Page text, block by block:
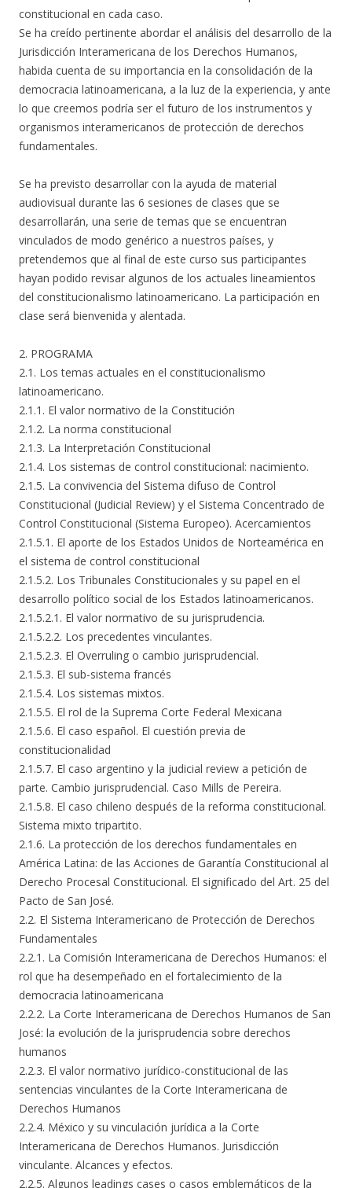
constitucional en cada caso.
Se ha creído pertinente abordar el análisis del desarrollo de la
Jurisdicción Interamericana de los Derechos Humanos,
habida cuenta de su importancia en la consolidación de la
democracia latinoamericana, a la luz de la experiencia, y ante
lo que creemos podría ser el futuro de los instrumentos y
organismos interamericanos de protección de derechos
fundamentales.
Se ha previsto desarrollar con la ayuda de material
audiovisual durante las 6 sesiones de clases que se
desarrollarán, una serie de temas que se encuentran
vinculados de modo genérico a nuestros países, y
pretendemos que al final de este curso sus participantes
hayan podido revisar algunos de los actuales lineamientos
del constitucionalismo latinoamericano. La participación en
clase será bienvenida y alentada.
2. PROGRAMA
2.1. Los temas actuales en el constitucionalismo
latinoamericano.
2.1.1. El valor normativo de la Constitución
2.1.2. La norma constitucional
2.1.3. La Interpretación Constitucional
2.1.4. Los sistemas de control constitucional: nacimiento.
2.1.5. La convivencia del Sistema difuso de Control
Constitucional (Judicial Review) y el Sistema Concentrado de
Control Constitucional (Sistema Europeo). Acercamientos
2.1.5.1. El aporte de los Estados Unidos de Norteamérica en
el sistema de control constitucional
2.1.5.2. Los Tribunales Constitucionales y su papel en el
desarrollo político social de los Estados latinoamericanos.
2.1.5.2.1. El valor normativo de su jurisprudencia.
2.1.5.2.2. Los precedentes vinculantes.
2.1.5.2.3. El Overruling o cambio jurisprudencial.
2.1.5.3. El sub-sistema francés
2.1.5.4. Los sistemas mixtos.
2.1.5.5. El rol de la Suprema Corte Federal Mexicana
2.1.5.6. El caso español. El cuestión previa de
constitucionalidad
2.1.5.7. El caso argentino y la judicial review a petición de
parte. Cambio jurisprudencial. Caso Mills de Pereira.
2.1.5.8. El caso chileno después de la reforma constitucional.
Sistema mixto tripartito.
2.1.6. La protección de los derechos fundamentales en
América Latina: de las Acciones de Garantía Constitucional al
Derecho Procesal Constitucional. El significado del Art. 25 del
Pacto de San José.
2.2. El Sistema Interamericano de Protección de Derechos
Fundamentales
2.2.1. La Comisión Interamericana de Derechos Humanos: el
rol que ha desempeñado en el fortalecimiento de la
democracia latinoamericana
2.2.2. La Corte Interamericana de Derechos Humanos de San
José: la evolución de la jurisprudencia sobre derechos
humanos
2.2.3. El valor normativo jurídico-constitucional de las
sentencias vinculantes de la Corte Interamericana de
Derechos Humanos
2.2.4. México y su vinculación jurídica a la Corte
Interamericana de Derechos Humanos. Jurisdicción
vinculante. Alcances y efectos.
2.2.5. Algunos leadings cases o casos emblemáticos de la